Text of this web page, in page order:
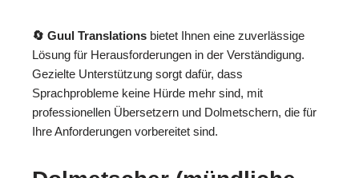
🔄 Guul Translations bietet Ihnen eine zuverlässige
Lösung für Herausforderungen in der Verständigung.
Gezielte Unterstützung sorgt dafür, dass
Sprachprobleme keine Hürde mehr sind, mit
professionellen Übersetzern und Dolmetschern, die für
Ihre Anforderungen vorbereitet sind.